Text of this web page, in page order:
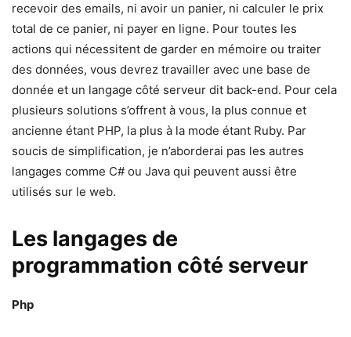
recevoir des emails, ni avoir un panier, ni calculer le prix
total de ce panier, ni payer en ligne. Pour toutes les
actions qui nécessitent de garder en mémoire ou traiter
des données, vous devrez travailler avec une base de
donnée et un langage côté serveur dit back-end. Pour cela
plusieurs solutions s’offrent à vous, la plus connue et
ancienne étant PHP, la plus à la mode étant Ruby. Par
soucis de simplification, je n’aborderai pas les autres
langages comme C# ou Java qui peuvent aussi être
utilisés sur le web.
Les langages de
programmation côté serveur
Php